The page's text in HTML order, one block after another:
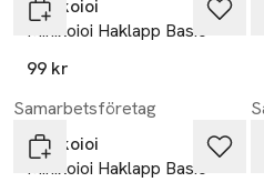
Minikoioi
Minikoioi Haklapp Basic
99 kr
Samarbetsföretag
Minikoioi
Minikoioi Haklapp Basic